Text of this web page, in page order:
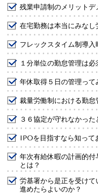
残業申請制のメリットデ
在宅勤務は本当にみなし
フレックスタイム制導
１分単位の勤怠管理は必
年休取得５日の管理って
裁量労働制における勤怠
３６協定が守れなかっ
IPOを目指すなら知って
年次有給休暇の計画的
とは？
労基署から是正を受け
進めたらよいのか？